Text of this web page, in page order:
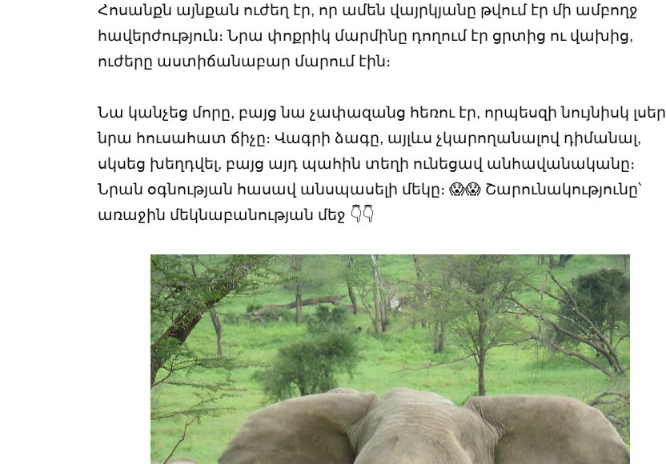
Հոսանքն այնքան ուժեղ էր, որ ամեն վայրկյանը թվում էր մի ամբողջ
հավերժություն։ Նրա փոքրիկ մարմինը դողում էր ցրտից ու վախից,
ուժերը աստիճանաբար մարում էին։
Նա կանչեց մորը, բայց նա չափազանց հեռու էր, որպեսզի նույնիսկ լսեր
նրա հուսահատ ճիչը։ Վագրի ձագը, այլևս չկարողանալով դիմանալ,
սկսեց խեղդվել, բայց այդ պահին տեղի ունեցավ անհավանականը։
Նրան օգնության հասավ անսպասելի մեկը։ 😱😱 Շարունակությունը՝
առաջին մեկնաբանության մեջ 👇👇